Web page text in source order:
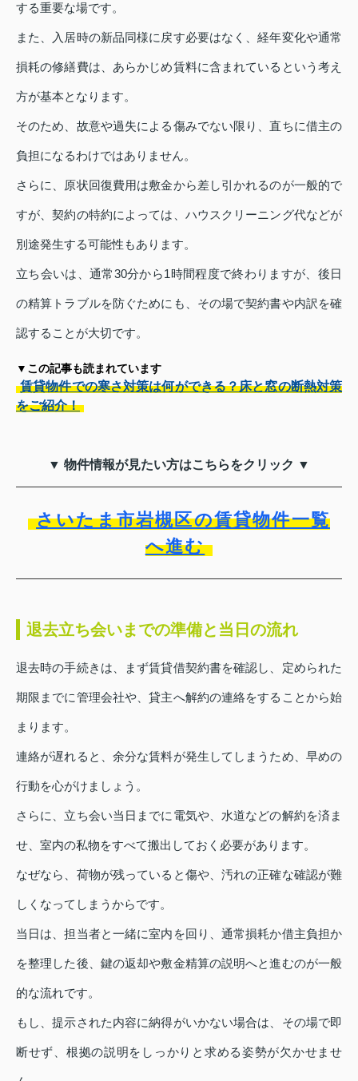
する重要な場です。
また、入居時の新品同様に戻す必要はなく、経年変化や通常
損耗の修繕費は、あらかじめ賃料に含まれているという考え
方が基本となります。
そのため、故意や過失による傷みでない限り、直ちに借主の
負担になるわけではありません。
さらに、原状回復費用は敷金から差し引かれるのが一般的で
すが、契約の特約によっては、ハウスクリーニング代などが
別途発生する可能性もあります。
立ち会いは、通常30分から1時間程度で終わりますが、後日
の精算トラブルを防ぐためにも、その場で契約書や内訳を確
認することが大切です。
▼この記事も読まれています
賃貸物件での寒さ対策は何ができる？床と窓の断熱対策
をご紹介！
▼ 物件情報が見たい方はこちらをクリック ▼
さいたま市岩槻区の賃貸物件一覧
へ進む
退去立ち会いまでの準備と当日の流れ
退去時の手続きは、まず賃貸借契約書を確認し、定められた
期限までに管理会社や、貸主へ解約の連絡をすることから始
まります。
連絡が遅れると、余分な賃料が発生してしまうため、早めの
行動を心がけましょう。
さらに、立ち会い当日までに電気や、水道などの解約を済ま
せ、室内の私物をすべて搬出しておく必要があります。
なぜなら、荷物が残っていると傷や、汚れの正確な確認が難
しくなってしまうからです。
当日は、担当者と一緒に室内を回り、通常損耗か借主負担か
を整理した後、鍵の返却や敷金精算の説明へと進むのが一般
的な流れです。
もし、提示された内容に納得がいかない場合は、その場で即
断せず、根拠の説明をしっかりと求める姿勢が欠かせませ